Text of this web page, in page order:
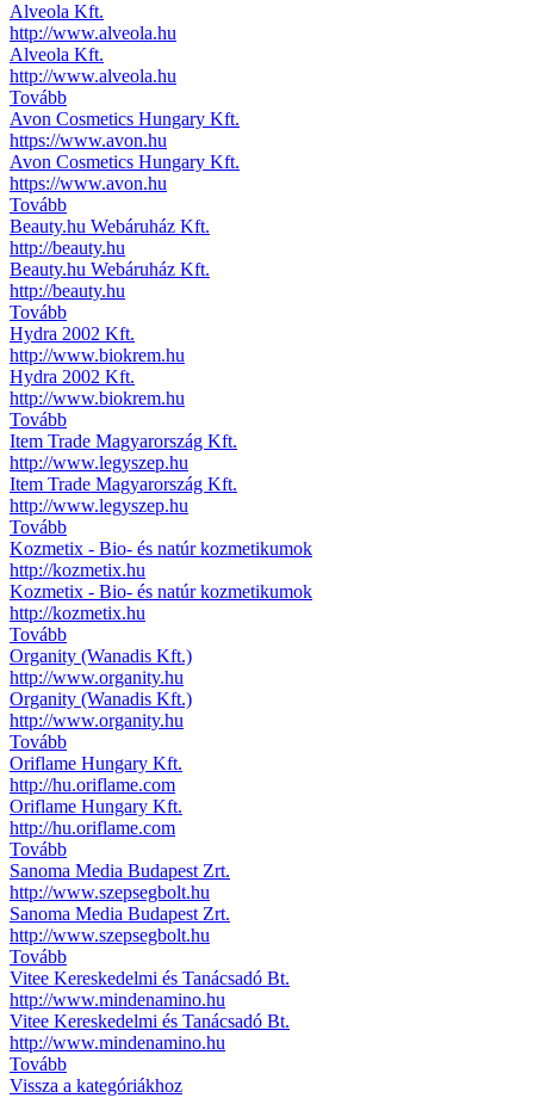
Alveola Kft.
http://www.alveola.hu
Alveola Kft.
http://www.alveola.hu
Tovább
Avon Cosmetics Hungary Kft.
https://www.avon.hu
Avon Cosmetics Hungary Kft.
https://www.avon.hu
Tovább
Beauty.hu Webáruház Kft.
http://beauty.hu
Beauty.hu Webáruház Kft.
http://beauty.hu
Tovább
Hydra 2002 Kft.
http://www.biokrem.hu
Hydra 2002 Kft.
http://www.biokrem.hu
Tovább
Item Trade Magyarország Kft.
http://www.legyszep.hu
Item Trade Magyarország Kft.
http://www.legyszep.hu
Tovább
Kozmetix - Bio- és natúr kozmetikumok
http://kozmetix.hu
Kozmetix - Bio- és natúr kozmetikumok
http://kozmetix.hu
Tovább
Organity (Wanadis Kft.)
http://www.organity.hu
Organity (Wanadis Kft.)
http://www.organity.hu
Tovább
Oriflame Hungary Kft.
http://hu.oriflame.com
Oriflame Hungary Kft.
http://hu.oriflame.com
Tovább
Sanoma Media Budapest Zrt.
http://www.szepsegbolt.hu
Sanoma Media Budapest Zrt.
http://www.szepsegbolt.hu
Tovább
Vitee Kereskedelmi és Tanácsadó Bt.
http://www.mindenamino.hu
Vitee Kereskedelmi és Tanácsadó Bt.
http://www.mindenamino.hu
Tovább
Vissza a kategóriákhoz